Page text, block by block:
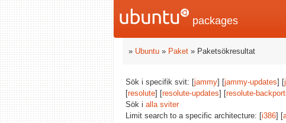
packages
» Ubuntu » Paket » Paketsökresultat
Sök i specifik svit: [jammy] [jammy-updates] [
[resolute] [resolute-updates] [resolute-
Sök i alla sviter
Limit search to a specific architecture: [i386] [